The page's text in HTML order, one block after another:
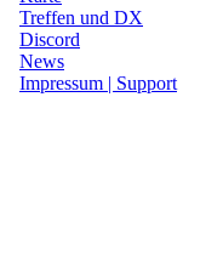
Treffen und DX
Discord
News
Impressum | Support